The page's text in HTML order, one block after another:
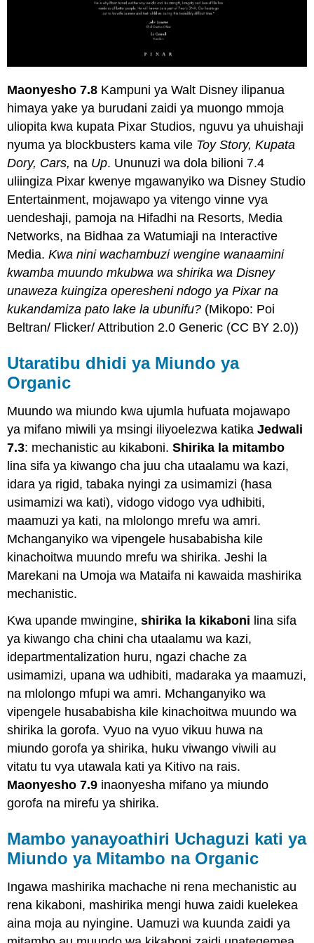
Maonyesho 7.8 Kampuni ya Walt Disney ilipanua
himaya yake ya burudani zaidi ya muongo mmoja
uliopita kwa kupata Pixar Studios, nguvu ya uhuishaji
nyuma ya blockbusters kama vile Toy Story, Kupata
Dory, Cars, na Up. Ununuzi wa dola bilioni 7.4
uliingiza Pixar kwenye mgawanyiko wa Disney Studio
Entertainment, mojawapo ya vitengo vinne vya
uendeshaji, pamoja na Hifadhi na Resorts, Media
Networks, na Bidhaa za Watumiaji na Interactive
Media.Kwa nini wachambuzi wengine wanaamini
kwamba muundo mkubwa wa shirika wa Disney
unaweza kuingiza operesheni ndogo ya Pixar na
kukandamiza pato lake la ubunifu? (Mikopo: Poi
Beltran/ Flicker/ Attribution 2.0 Generic (CC BY 2.0))
Utaratibu dhidi ya Miundo ya
Organic
Muundo wa miundo kwa ujumla hufuata mojawapo
ya mifano miwili ya msingi iliyoelezwa katikaJedwali
7.3: mechanistic au kikaboni.Shirika la mitambo
lina sifa ya kiwango cha juu cha utaalamu wa kazi,
idara ya rigid, tabaka nyingi za usimamizi (hasa
usimamizi wa kati), vidogo vidogo vya udhibiti,
maamuzi ya kati, na mlolongo mrefu wa amri.
Mchanganyiko wa vipengele husababisha kile
kinachoitwa muundo mrefu wa shirika. Jeshi la
Marekani na Umoja wa Mataifa ni kawaida mashirika
mechanistic.
Kwa upande mwingine,shirika la kikaboni lina sifa
ya kiwango cha chini cha utaalamu wa kazi,
idepartmentalization huru, ngazi chache za
usimamizi, upana wa udhibiti, madaraka ya maamuzi,
na mlolongo mfupi wa amri. Mchanganyiko wa
vipengele husababisha kile kinachoitwa muundo wa
shirika la gorofa. Vyuo na vyuo vikuu huwa na
miundo gorofa ya shirika, huku viwango viwili au
vitatu tu vya utawala kati ya Kitivo na rais.
Maonyesho 7.9 inaonyesha mifano ya miundo
gorofa na mirefu ya shirika.
Mambo yanayoathiri Uchaguzi kati ya
Miundo ya Mitambo na Organic
Ingawa mashirika machache ni rena mechanistic au
rena kikaboni, mashirika mengi huwa zaidi kuelekea
aina moja au nyingine. Uamuzi wa kuunda zaidi ya